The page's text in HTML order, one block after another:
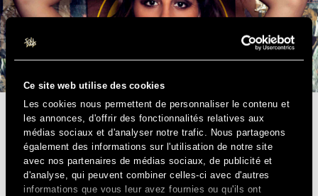
Ce site web utilise des cookies
Les cookies nous permettent de personnaliser le contenu et
les annonces, d'offrir des fonctionnalités relatives aux
médias sociaux et d'analyser notre trafic. Nous partageons
également des informations sur l'utilisation de notre site
avec nos partenaires de médias sociaux, de publicité et
d'analyse, qui peuvent combiner celles-ci avec d'autres
informations que vous leur avez fournies ou qu'ils ont